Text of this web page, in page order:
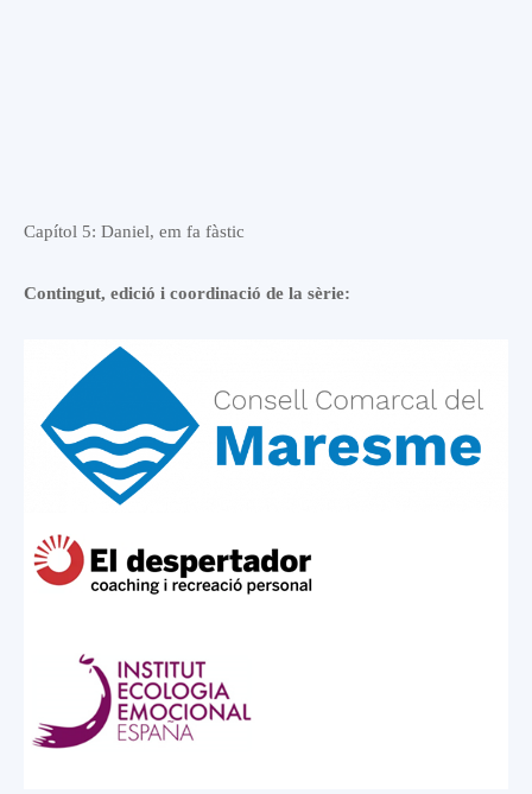
Capítol 5: Daniel, em fa fàstic
Contingut, edició i coordinació de la sèrie: